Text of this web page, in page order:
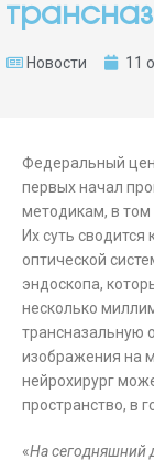
Новости 11
Федеральный
первых начал
методикам, в том
Их суть
оптической
эндоскопа,
несколько
трансназальную
изображения на
нейрохирург
пространство, в
«На сегодняшний